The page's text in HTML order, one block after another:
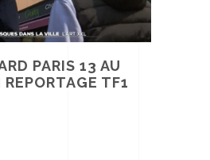
PARIS 13 AU
TF1